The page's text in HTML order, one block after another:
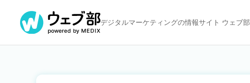
デジタルマーケティングの情報サイト ウェブ部